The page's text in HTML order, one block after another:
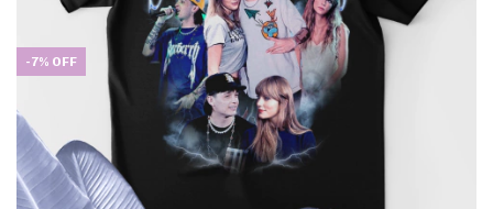
-7% OFF